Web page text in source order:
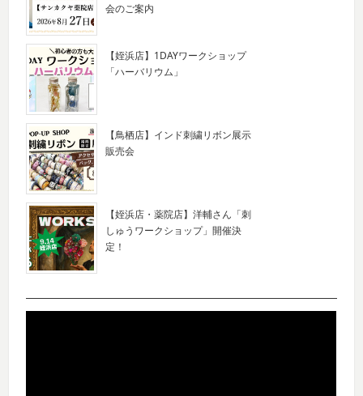
会のご案内
【姪浜店】1DAYワークショップ
「ハーバリウム」
【鳥栖店】インド刺繍リボン展示
販売会
【姪浜店・薬院店】洋輔さん「刺
しゅうワークショップ」開催決
定！